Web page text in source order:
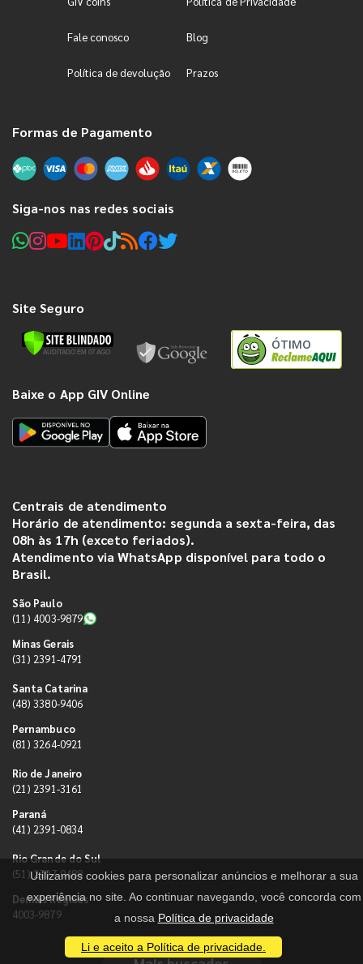
Fale conosco Blog
Política de devolução Prazos
Formas de Pagamento
Siga-nos nas redes sociais
Site Seguro
ÓTIMO
Baixe o App GIV Online
Centrais de atendimento
Horário de atendimento: segunda a sexta-feira, das
08h às 17h (exceto feriados).
Atendimento via WhatsApp disponível para todo o
Brasil.
São Paulo
(11) 4003-9879
Minas Gerais
(31) 2391-4791
Santa Catarina
(48) 3380-9406
Pernambuco
(81) 3264-0921
Rio de Janeiro
(21) 2391-3161
Paraná
(41) 2391-0834
Rio Grande do Sul
(51) 2797-0488
Demais Regiões
4003-9879
Utilizamos cookies para personalizar anúncios e melhorar a sua
experiência no site. Ao continuar navegando, você concorda com
a nossa Política de privacidade
Li e aceito a Política de privacidade.